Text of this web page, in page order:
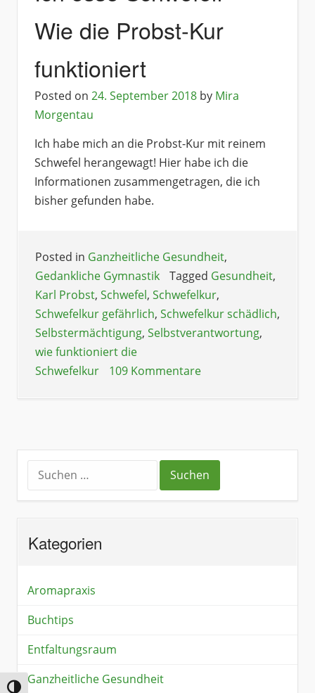
Wie die Probst-Kur
funktioniert
Posted on 24. September 2018 by Mira
Morgentau
Ich habe mich an die Probst-Kur mit reinem
Schwefel herangewagt! Hier habe ich die
Informationen zusammengetragen, die ich
bisher gefunden habe.
Posted in Ganzheitliche Gesundheit,
Gedankliche Gymnastik
Tagged Gesundheit,
Karl Probst, Schwefel, Schwefelkur,
Schwefelkur gefährlich, Schwefelkur schädlich,
Selbstermächtigung, Selbstverantwortung,
wie funktioniert die
Schwefelkur
109 Kommentare
Kategorien
Aromapraxis
Buchtips
Entfaltungsraum
Ganzheitliche Gesundheit